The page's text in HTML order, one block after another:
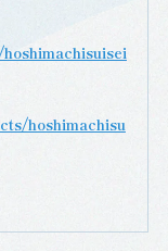
hoshimachisu